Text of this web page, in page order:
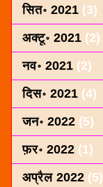
सित॰ 2021 (3)
अक्टू॰ 2021 (2)
नव॰ 2021 (2)
दिस॰ 2021 (4)
जन॰ 2022 (5)
फ़र॰ 2022 (1)
अप्रैल 2022 (5)